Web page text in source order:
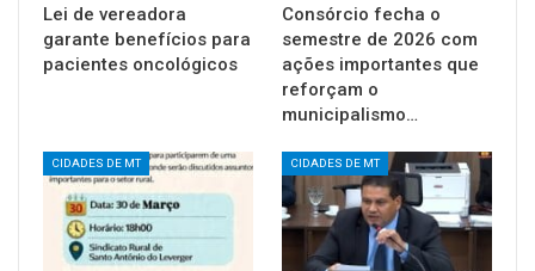
Lei de vereadora
garante benefícios para
pacientes oncológicos
Consórcio fecha o
semestre de 2026 com
ações importantes que
reforçam o
municipalismo…
CIDADES DE MT CIDADES DE MT